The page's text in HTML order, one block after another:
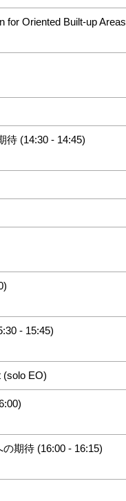
for Oriented Built-up Areas
待 (14:30 - 14:45)
- 15:45)
EO)
期待 (16:00 - 16:15)